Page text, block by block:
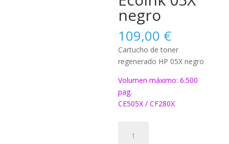
negro
109,00 €
Cartucho de toner
regenerado HP 05X negro
Volumen máximo: 6.500
pag.
CE505X / CF280X
EcoInk